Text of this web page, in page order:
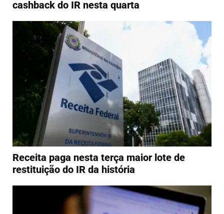
cashback do IR nesta quarta
Receita paga nesta terça maior lote de
restituição do IR da história